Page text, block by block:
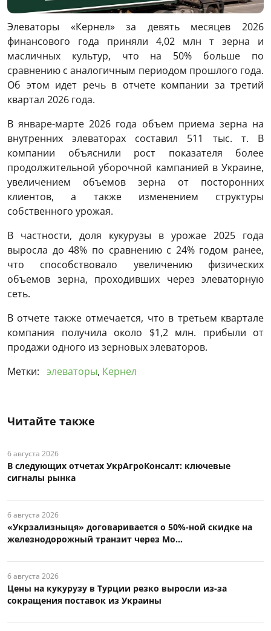
Элеваторы «Кернел» за девять месяцев 2026
финансового года приняли 4,02 млн т зерна и
масличных культур, что на 50% больше по
сравнению с аналогичным периодом прошлого года.
Об этом идет речь в отчете компании за третий
квартал 2026 года.
В январе-марте 2026 года объем приема зерна на
внутренних элеваторах составил 511 тыс. т. В
компании объяснили рост показателя более
продолжительной уборочной кампанией в Украине,
увеличением объемов зерна от посторонних
клиентов, а также изменением структуры
собственного урожая.
В частности, доля кукурузы в урожае 2025 года
выросла до 48% по сравнению с 24% годом ранее,
что способствовало увеличению физических
объемов зерна, проходивших через элеваторную
сеть.
В отчете также отмечается, что в третьем квартале
компания получила около $1,2 млн. прибыли от
продажи одного из зерновых элеваторов.
Метки: элеваторы, Кернел
Читайте также
6 августа 2026
В следующих отчетах УкрАгроКонсалт: ключевые
сигналы рынка
6 августа 2026
«Укрзализныця» договаривается о 50%-ной скидке на
железнодорожный транзит через Мо...
6 августа 2026
Цены на кукурузу в Турции резко выросли из-за
сокращения поставок из Украины